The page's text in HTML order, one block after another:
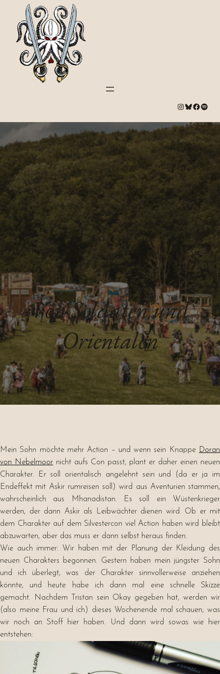
# Bluesky # Spotify
Von Soldaten und
Orientalen
Mein Sohn möchte mehr Action – und wenn sein Knappe Doran
von Nebelmoor nicht aufs Con passt, plant er daher einen neuen
Charakter. Er soll orientalisch angelehnt sein und (da er ja im
Endeffekt mit Askir rumreisen soll) wird aus Aventurien stammen,
wahrscheinlich aus Mhanadistan. Es soll ein Wüstenkrieger
werden, der dann Askir als Leibwächter dienen wird. Ob er mit
dem Charakter auf dem Silvestercon viel Action haben wird bleibt
abzuwarten, aber das muss er dann selbst heraus finden.
Wie auch immer: Wir haben mit der Planung der Kleidung des
neuen Charakters begonnen. Gestern haben mein jüngster Sohn
und ich überlegt, was der Charakter sinnvollerweise anziehen
könnte, und heute habe ich dann mal eine schnelle Skizze
gemacht. Nachdem Tristan sein Okay gegeben hat, werden wir
(also meine Frau und ich) dieses Wochenende mal schauen, was
wir noch an Stoff hier haben. Und dann wird sowas wie hier
entstehen: